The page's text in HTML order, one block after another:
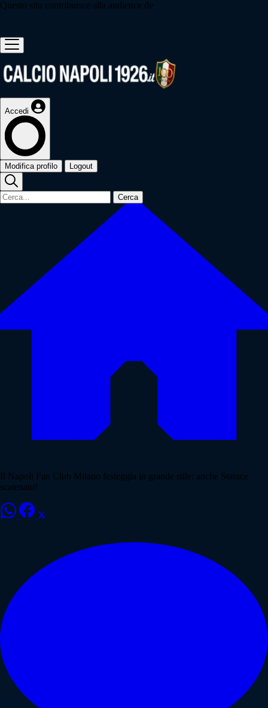
Questo sito contribuisce alla audience de
Accedi
Modifica profilo Logout
Cerca
Il Napoli Fan Club Milano festeggia in grande stile: anche Starace
scatenato!